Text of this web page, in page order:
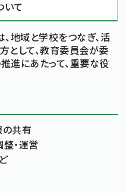
景色の変更：白
背景色の変更：黒
じる
いて
地域と学校をつなぎ、活
として、教育委員会が委
進にあたって、重要な役
共有
・運営